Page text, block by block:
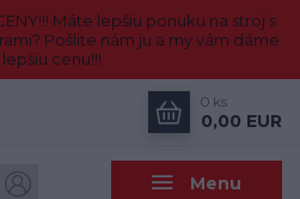
Máte lepšiu ponuku na stroj s
Pošlite nám ju a my vám dáme
cenu!!!
Menu
0 ks
0,00 EUR